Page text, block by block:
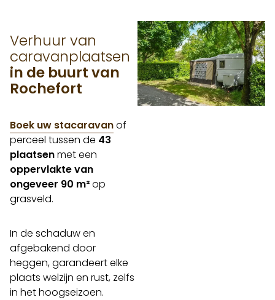
Verhuur van
caravanplaatsen
in de buurt van
Rochefort
Boek uw stacaravanof
perceel tussen de 43
plaatsenmet een
oppervlakte van
ongeveer 90 m²op
grasveld.
In de schaduw en
afgebakend door
heggen, garandeert elke
plaats welzijn en rust, zelfs
in het hoogseizoen.